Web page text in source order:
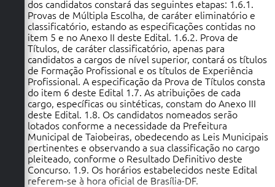
dos candidatos constará das seguintes etapas: 1.6.1.
Provas de Múltipla Escolha, de caráter eliminatório e
classificatório, estando as especificações contidas no
item 5 e no Anexo II deste Edital. 1.6.2. Prova de
Títulos, de caráter classificatório, apenas para
candidatos a cargos de nível superior, contará os títulos
de Formação Profissional e os títulos de Experiência
Profissional. A especificação da Prova de Títulos consta
do item 6 deste Edital 1.7. As atribuições de cada
cargo, específicas ou sintéticas, constam do Anexo III
deste Edital. 1.8. Os candidatos nomeados serão
lotados conforme a necessidade da Prefeitura
Municipal de Taiobeiras, obedecendo as Leis Municipais
pertinentes e observando a sua classificação no cargo
pleiteado, conforme o Resultado Definitivo deste
Concurso. 1.9. Os horários estabelecidos neste Edital
referem-se à hora oficial de Brasília-DF.